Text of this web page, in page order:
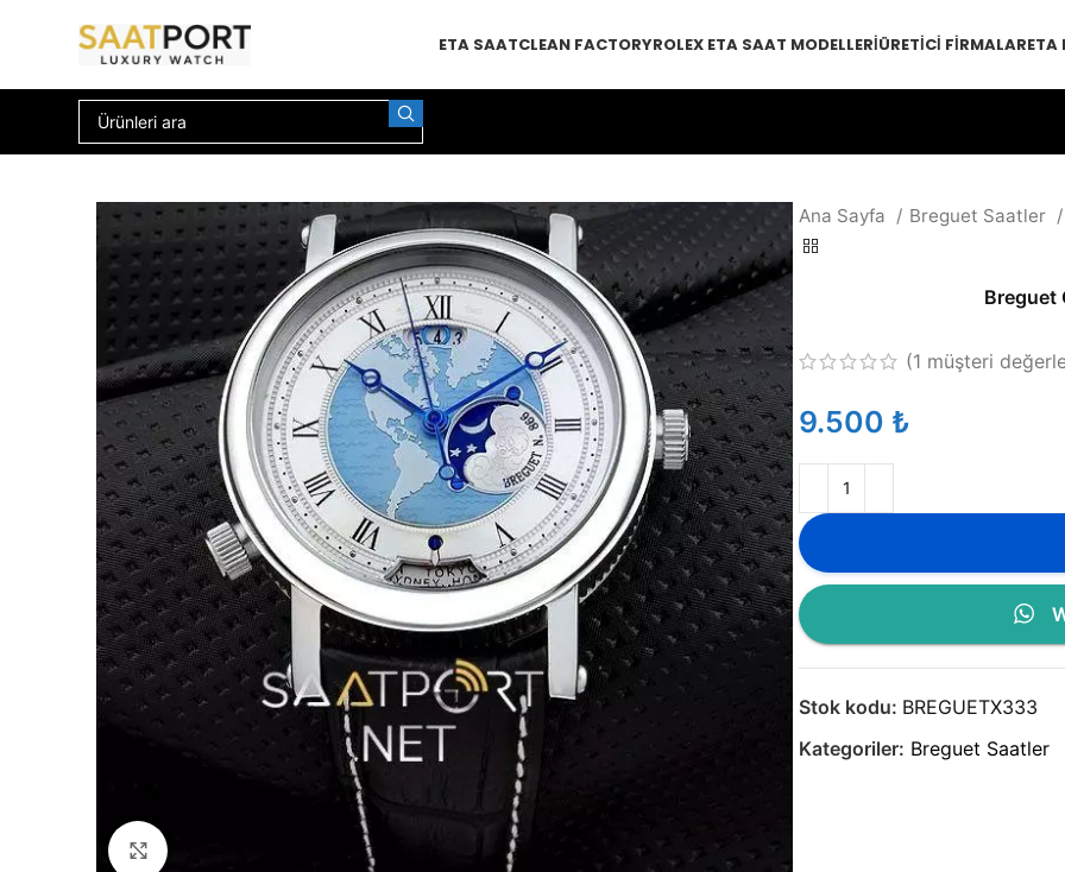
ETA SAATCLEAN FACTORYROLEX ETA SAAT MODELLERIÜRETICI FIRMALARETA
Ana Sayfa Breguet Saatler
Breguet
(1 müşteri
₺
Stok kodu: BREGUETX333
Kategoriler: Breguet Saatler